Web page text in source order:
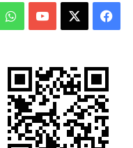
فيسبوك